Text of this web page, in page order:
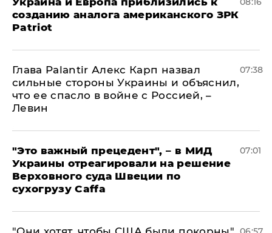
созданию аналога американского ЗРК
Patriot
Глава Palantir Алекс Карп назвал
сильные стороны Украины и объяснил,
что ее спасло в войне с Россией, –
Левин
07:38
"Это важный прецедент", – в МИД
Украины отреагировали на решение
Верховного суда Швеции по
сухогрузу Caffa
07:01